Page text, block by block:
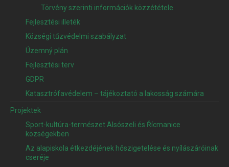
Törvény szerinti információk közzététele
Fejlesztési illeték
Községi tűzvédelmi szabályzat
Územný plán
Fejlesztési terv
GDPR
Katasztrófavédelem – tájékoztató a lakosság számára
Projektek
Sport-kultúra-természet Alsószeli és Řícmanice
községekben
Az alapiskola étkezdéjének hőszigetelése és nyílászáróinak
cseréje